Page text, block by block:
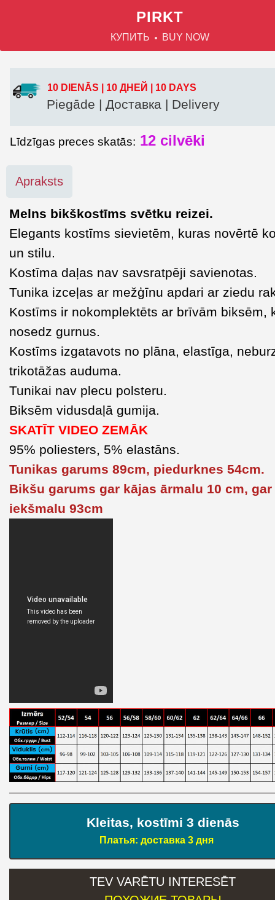
PIRKT
КУПИТЬ BUY NOW
10 DIENĀS | 10 ДНЕЙ | 10 DAYS
Piegāde | Доставка | Delivery
Līdzīgas preces skatās: 12 cilvēki
Apraksts
Melns bikškostīms svētku reizei.
Elegants kostīms sievietēm, kuras novērtē
un stilu.
Kostīma daļas nav savsratpēji savienotas.
Tunika izceļas ar mežģīnu apdari ar ziedu
Kostīms ir nokomplektēts ar brīvām biksēm,
nosedz gurnus.
Kostīms izgatavots no plāna, elastīga,
trikotāžas auduma.
Tunikai nav plecu polsteru.
Biksēm vidusdaļā gumija.
SKATĪT VIDEO ZEMĀK
95% poliesters, 5% elastāns.
Tunikas garums 89cm, piedurknes 54cm.
Bikšu garums gar kājas ārmalu 10 cm,
iekšmalu 93cm
Kleitas, kostīmi 3 dienās
Платья: доставка 3 дня
TEV VARĒTU INTERESĒT